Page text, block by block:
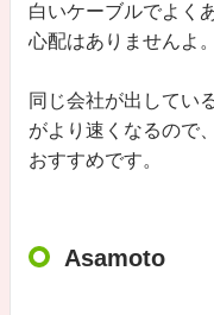
白いケーブルでよく
心配はありませんよ。
同じ会社が出してい
がより速くなるので
おすすめです。
Asamoto